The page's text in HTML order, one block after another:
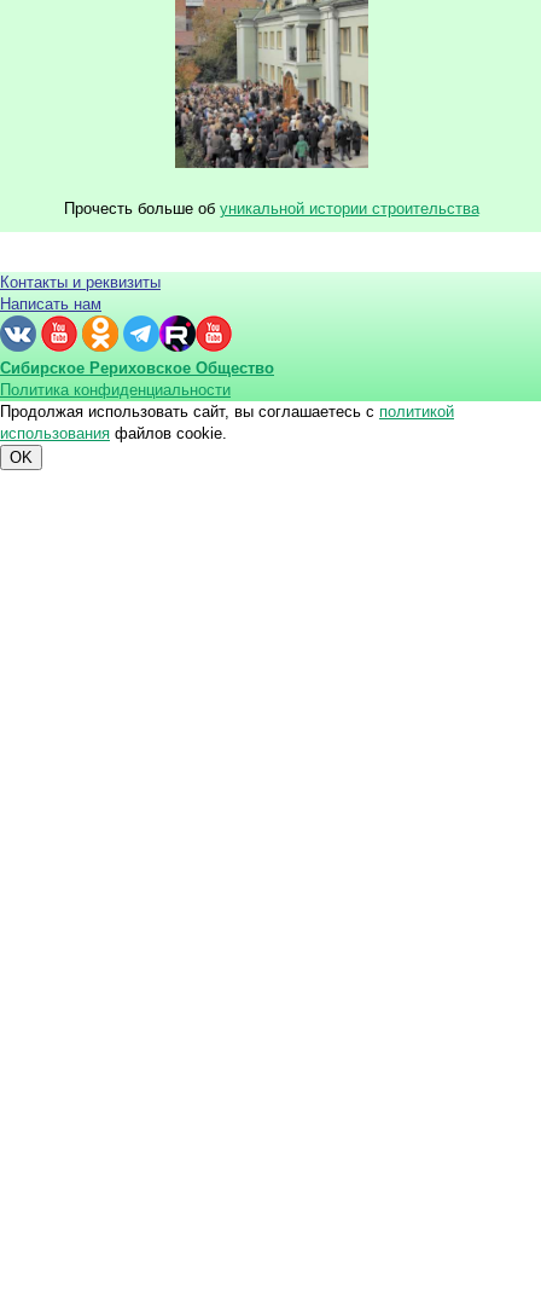
Прочесть больше об уникальной истории строительства
Контакты и реквизиты
Написать нам
Сибирское Рериховское Общество
Политика конфиденциальности
Продолжая использовать сайт, вы соглашаетесь с политикой
использования файлов cookie.
OK